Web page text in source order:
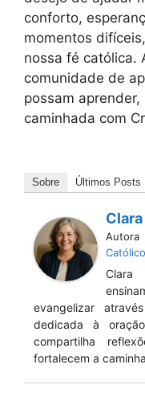
conforto,
momentos
nossa fé católica.
comunidade de
possam
caminhada com
Sobre Últimos Posts
Autora
Católico
Clara
evangelizar
dedicada à
compartilha
fortalecem a